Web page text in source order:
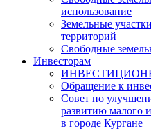
использование
Земельные
территорий
Свободные
Инвесторам
Обращение к
Совет по
развитию малого
в городе Кургане